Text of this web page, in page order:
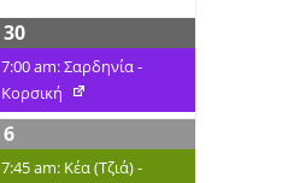
30
7:00 am: Σαρδηνία -
Κορσική
6
7:45 am: Κέα (Τζιά) -